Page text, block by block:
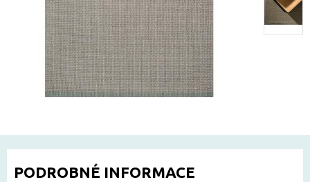
PODROBNÉ INFORMACE